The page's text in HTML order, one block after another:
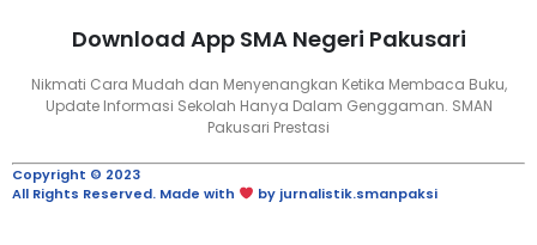
Download App SMA Negeri Pakusari
Nikmati Cara Mudah dan Menyenangkan Ketika Membaca Buku,
Update Informasi Sekolah Hanya Dalam Genggaman. SMAN
Pakusari Prestasi
Copyright © 2023
All Rights Reserved. Made with
by jurnalistik.smanpaksi